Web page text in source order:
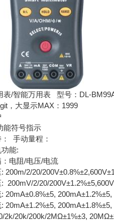
表/智能万用表 型号：DL-
，大显示MAX：1999
能符号指示
手动量程：
能:
：电阻/电压/电流
200m/2/20/
200mV/2/20/
20mA±0.8%±5,
20mA±1.2%±5,
2k/20k/200k/2MΩ±1%±3,